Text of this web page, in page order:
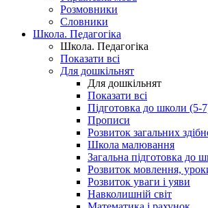
Розмовники
Словники
Школа. Педагогіка
Школа. Педагогіка
Показати всі
Для дошкільнят
Для дошкільнят
Показати всі
Підготовка до школи (5-
Прописи
Розвиток загальних
Школа малювання
Загальна підготовка до
Розвиток мовлення,
Розвиток уваги і уяви
Навколишній світ